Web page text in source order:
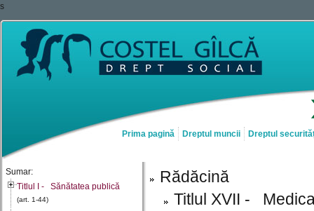
s
Prima pagină Dreptul muncii Dreptul
Sumar:
Titlul I - Sănătatea publică
(art. 1-44)
Rădăcină
Titlul XVII -